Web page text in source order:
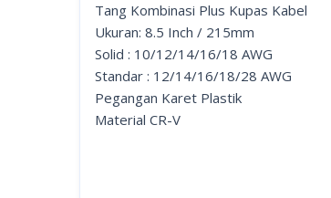
Tang Kombinasi Plus Kupas Kabel
Ukuran: 8.5 Inch / 215mm
Solid : 10/12/14/16/18 AWG
Standar : 12/14/16/18/28 AWG
Pegangan Karet Plastik
Material CR-V